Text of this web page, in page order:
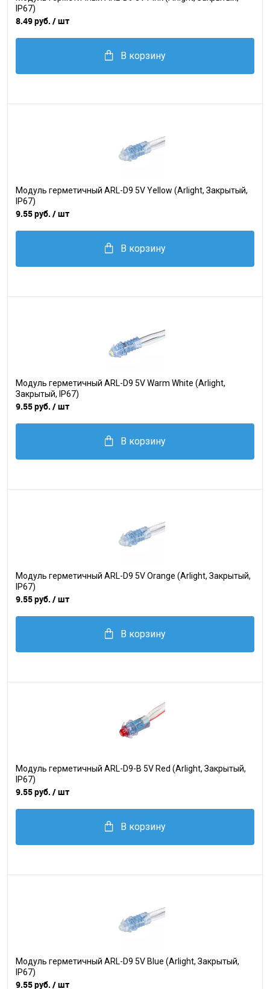
IP67)
8.49 руб. / шт
В корзину
Модуль герметичный ARL-D9 5V Yellow (Arlight, Закрытый,
IP67)
9.55 руб. / шт
В корзину
Модуль герметичный ARL-D9 5V Warm White (Arlight,
Закрытый, IP67)
9.55 руб. / шт
В корзину
Модуль герметичный ARL-D9 5V Orange (Arlight, Закрытый,
IP67)
9.55 руб. / шт
В корзину
Модуль герметичный ARL-D9-B 5V Red (Arlight, Закрытый,
IP67)
9.55 руб. / шт
В корзину
Модуль герметичный ARL-D9 5V Blue (Arlight, Закрытый,
IP67)
9.55 руб. / шт